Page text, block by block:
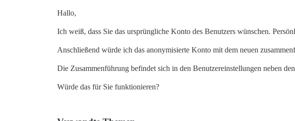
Hallo,
Ich weiß, dass Sie das ursprüngliche Konto des Benutzers wünschen.
Anschließend würde ich das anonymisierte Konto mit dem neuen
Die Zusammenführung befindet sich in den Benutzereinstellungen neben
Würde das für Sie funktionieren?